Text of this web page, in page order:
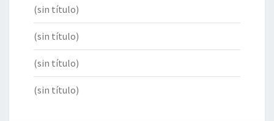
(sin título)
(sin título)
(sin título)
(sin título)